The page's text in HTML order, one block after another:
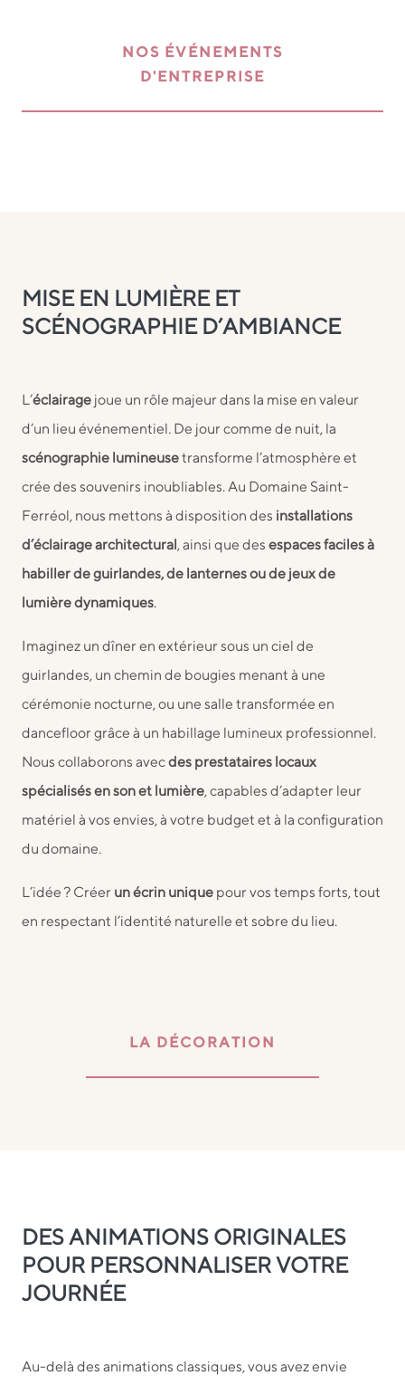
NOS ÉVÉNEMENTS
D'ENTREPRISE
MISE EN LUMIÈRE ET
SCÉNOGRAPHIE D’AMBIANCE
L’éclairage joue un rôle majeur dans la mise en valeur
d’un lieu événementiel. De jour comme de nuit, la
scénographie lumineusetransforme l’atmosphère et
crée des souvenirs inoubliables. Au Domaine Saint-
Ferréol, nous mettons à disposition des installations
d’éclairage architectural, ainsi que des espaces faciles à
habiller de guirlandes, de lanternes ou de jeux de
lumière dynamiques.
Imaginez un dîner en extérieur sous un ciel de
guirlandes, un chemin de bougies menant à une
cérémonie nocturne, ou une salle transformée en
dancefloor grâce à un habillage lumineux professionnel.
Nous collaborons avecdes prestataires locaux
spécialisés en son et lumière, capables d’adapter leur
matériel à vos envies, à votre budget et à la configuration
du domaine.
L’idée ? Créer un écrin unique pour vos temps forts, tout
en respectant l’identité naturelle et sobre du lieu.
LA DÉCORATION
DES ANIMATIONS ORIGINALES
POUR PERSONNALISER VOTRE
JOURNÉE
Au-delà des animations classiques, vous avez envie